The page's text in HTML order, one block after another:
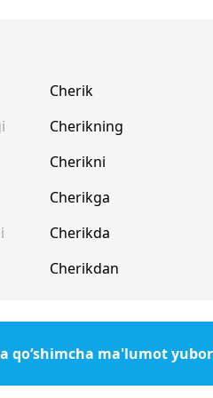
Cherik
Cherikning
Cherikni
Cherikga
Cherikda
Cherikdan
qo‘shimcha ma'lumot